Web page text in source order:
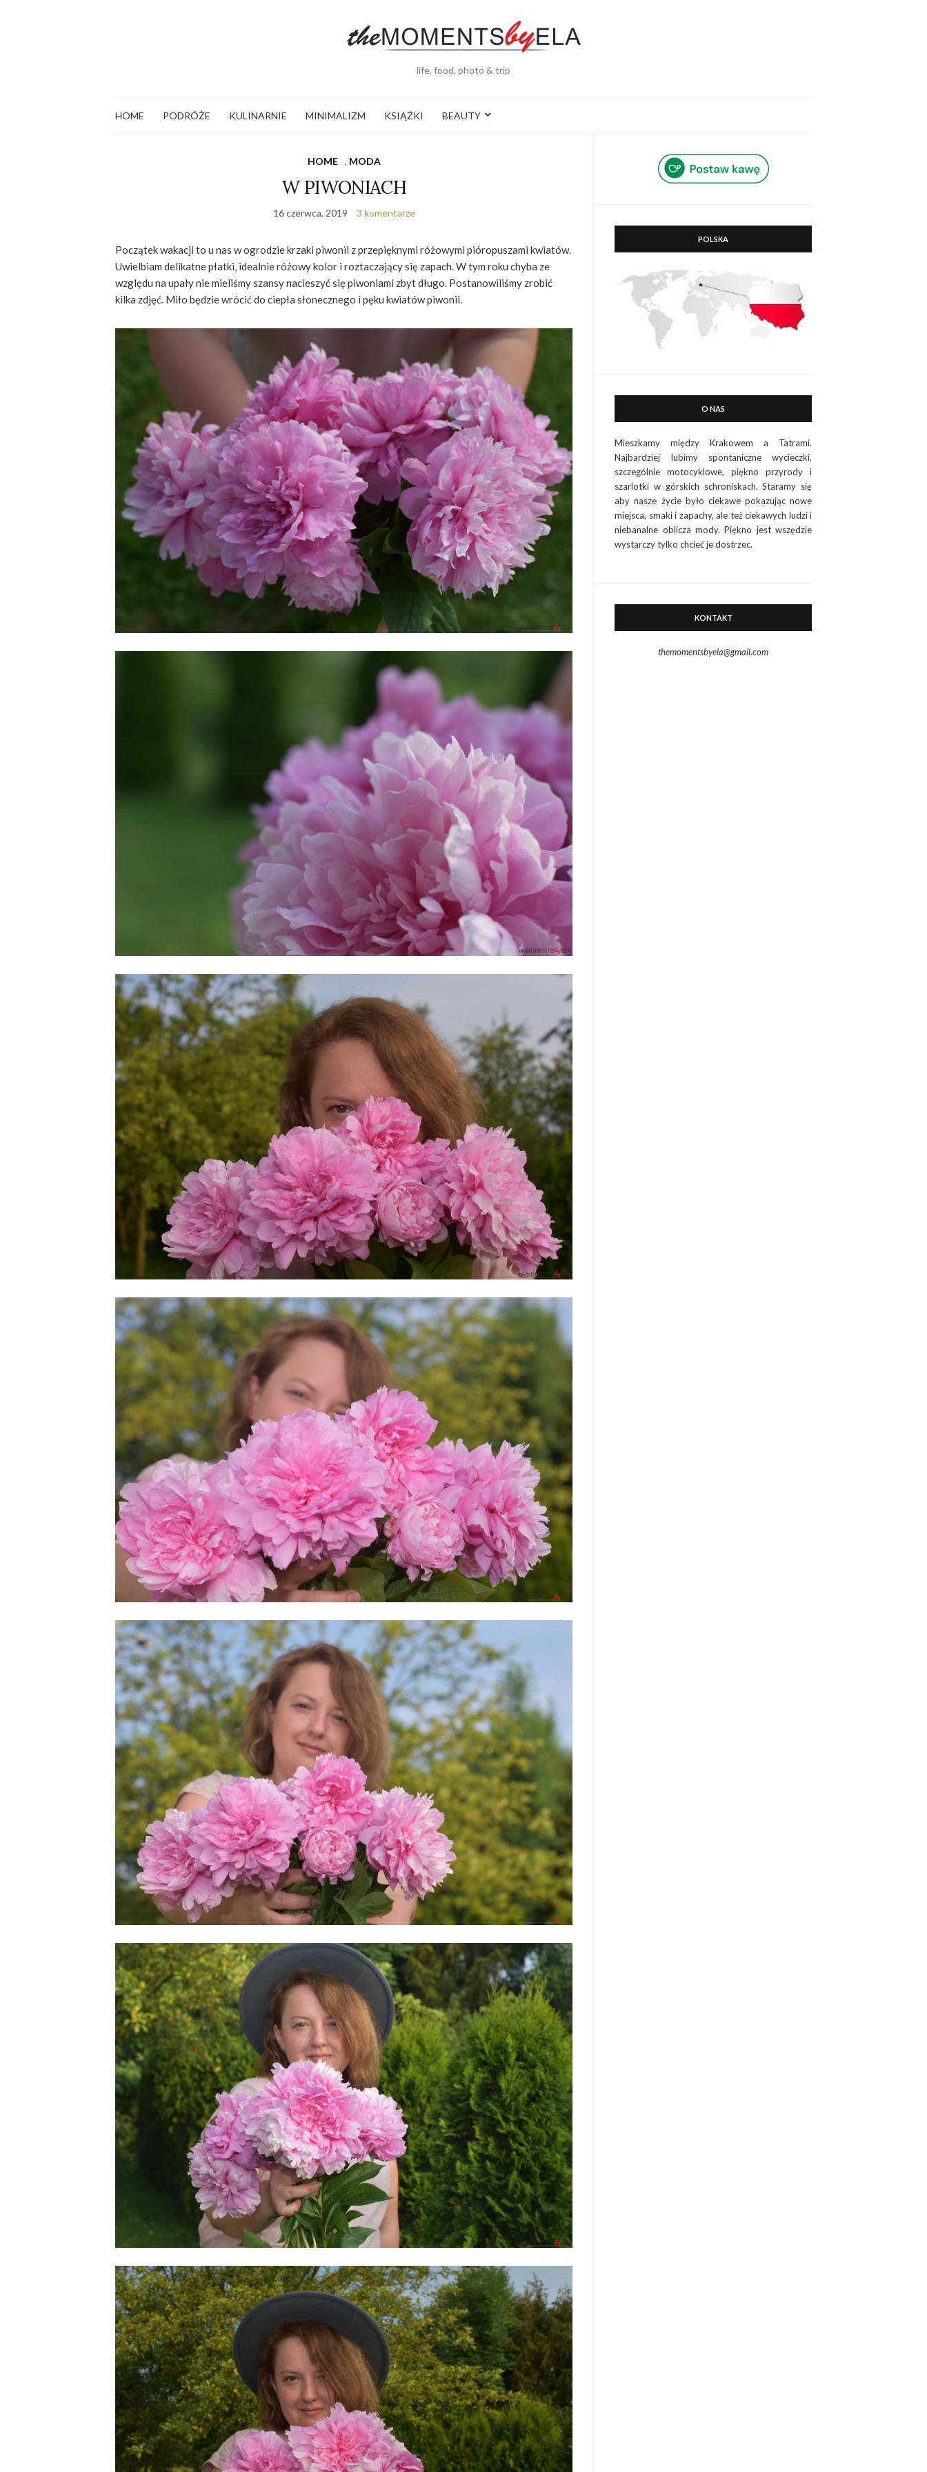
life, food, photo & trip
HOME PODRÓŻE KULINARNIE MINIMALIZM KSIĄŻKI BEAUTY
HOME , MODA
W PIWONIACH
16 czerwca, 2019 3 komentarze
Początek wakacji to u nas w ogrodzie krzaki piwonii z przepięknymi różowymi pióropuszami kwiatów.
Uwielbiam delikatne płatki, idealnie różowy kolor i roztaczający się zapach. W tym roku chyba ze
względu na upały nie mieliśmy szansy nacieszyć się piwoniami zbyt długo. Postanowiliśmy zrobić
kilka zdjęć. Miło będzie wrócić do ciepła słonecznego i pęku kwiatów piwonii.
POLSKA
O NAS
Mieszkamy między Krakowem a Tatrami.
Najbardziej lubimy spontaniczne wycieczki,
szczególnie motocyklowe, piękno przyrody i
szarlotki w górskich schroniskach. Staramy się
aby nasze życie było ciekawe pokazując nowe
miejsca, smaki i zapachy, ale też ciekawych ludzi i
niebanalne oblicza mody. Piękno jest wszędzie
wystarczy tylko chcieć je dostrzec.
KONTAKT
themomentsbyela@gmail.com